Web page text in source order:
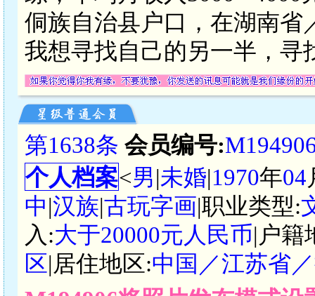
侗族自治县户口，在湖南省
我想寻找自己的另一半，寻
第1638条 会员编号:
个人档案<男|未婚|1970年04
中|汉族|古玩字画|职业类型:
入:大于20000元人民币|户籍
区|居住地区:中国／江苏省